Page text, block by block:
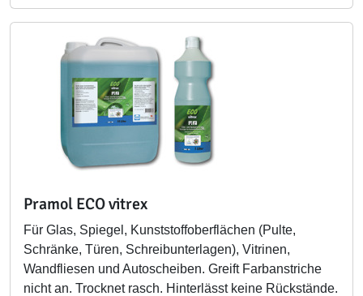
Pramol ECO vitrex
Für Glas, Spiegel, Kunststoffoberflächen (Pulte,
Schränke, Türen, Schreibunterlagen), Vitrinen,
Wandfliesen und Autoscheiben. Greift Farbanstriche
nicht an. Trocknet rasch. Hinterlässt keine Rückstände.